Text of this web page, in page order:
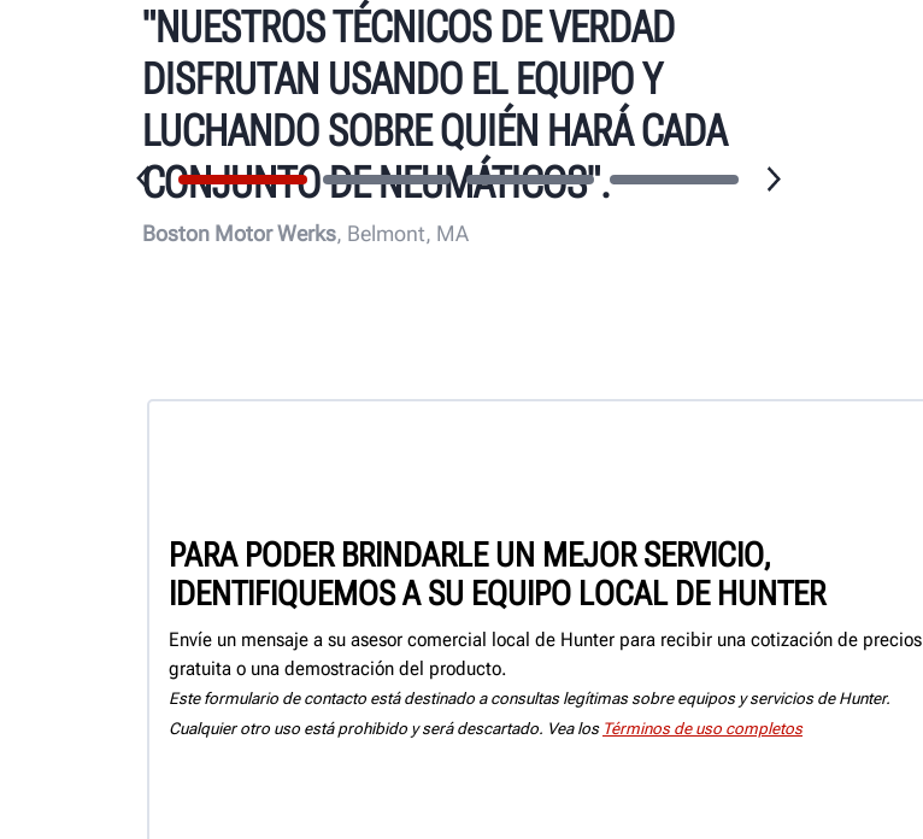
"NUESTROS TÉCNICOS DE VERDAD
DISFRUTAN USANDO EL EQUIPO Y
LUCHANDO SOBRE QUIÉN HARÁ CADA
CONJUNTO DE NEUMÁTICOS".
Boston Motor Werks, Belmont, MA
PARA PODER BRINDARLE UN MEJOR SERVICIO,
IDENTIFIQUEMOS A SU EQUIPO LOCAL DE HUNTER
Envíe un mensaje a su asesor comercial local de Hunter para recibir una cotización de precios
gratuita o una demostración del producto.
Este formulario de contacto está destinado a consultas legítimas sobre equipos y servicios de Hunter.
Cualquier otro uso está prohibido y será descartado. Vea los Términos de uso completos